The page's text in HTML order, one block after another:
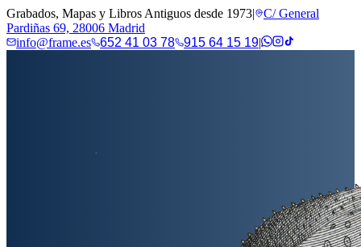
Grabados, Mapas y Libros Antiguos desde 1973|
C/ General
Pardiñas 69, 28006 Madrid
info@frame.es
652 41 03 78 915 64 15 19|